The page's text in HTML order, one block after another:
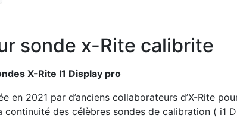
sonde x-Rite calibrite
X-Rite I1 Display pro
en 2021 par d’anciens collaborateurs d’X-Rite
continuité des célèbres sondes de calibration (